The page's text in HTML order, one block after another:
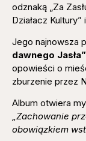
odznaką „Za
Działacz Kultury”
Jego najnowsza
dawnego Jasła”
opowieści o
zburzenie przez
Album otwiera
„Zachowanie
obowiązkiem